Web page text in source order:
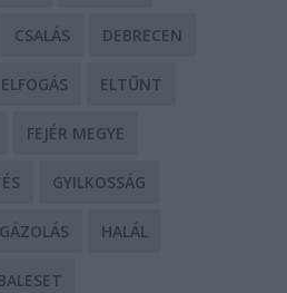
CSALÁS DEBRECEN
ELFOGÁS ELTŰNT
FEJÉR MEGYE
GYILKOSSÁG
GÁZOLÁS HALÁL